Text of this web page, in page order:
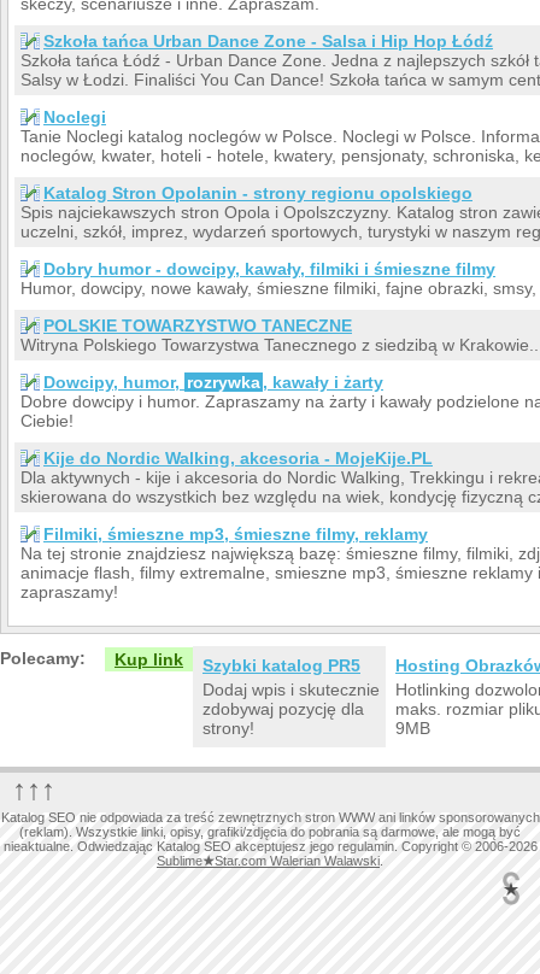
Szkoła tańca Urban Dance Zone - Salsa i Hip Hop Łódź
Szkoła tańca Łódź - Urban Dance Zone. Jedna z najlepszych szkół
Salsy w Łodzi. Finaliści You Can Dance! Szkoła tańca w samym
Noclegi
Tanie Noclegi katalog noclegów w Polsce. Noclegi w Polsce.
noclegów, kwater, hoteli - hotele, kwatery, pensjonaty, schroniska,
Katalog Stron Opolanin - strony regionu opolskiego
Spis najciekawszych stron Opola i Opolszczyzny. Katalog stron
uczelni, szkół, imprez, wydarzeń sportowych, turystyki w naszym
Dobry humor - dowcipy, kawały, filmiki i śmieszne filmy
Humor, dowcipy, nowe kawały, śmieszne filmiki, fajne obrazki,
POLSKIE TOWARZYSTWO TANECZNE
Witryna Polskiego Towarzystwa Tanecznego z siedzibą w
Dowcipy, humor, rozrywka, kawały i żarty
Dobre dowcipy i humor. Zapraszamy na żarty i kawały podzielone
Ciebie!
Kije do Nordic Walking, akcesoria - MojeKije.PL
Dla aktywnych - kije i akcesoria do Nordic Walking, Trekkingu i
skierowana do wszystkich bez względu na wiek, kondycję fizyczną
Filmiki, śmieszne mp3, śmieszne filmy, reklamy
Na tej stronie znajdziesz największą bazę: śmieszne filmy, filmiki,
animacje flash, filmy extremalne, smieszne mp3, śmieszne
zapraszamy!
Polecamy: Kup link
Szybki katalog PR5
Dodaj wpis i skutecznie
zdobywaj pozycję dla
strony!
Hosting
Hotlinking
maks. rozmiar
9MB
↑↑↑
Katalog SEO nie odpowiada za treść zewnętrznych stron WWW ani linków sponsorowanych
(reklam). Wszystkie linki, opisy, grafiki/zdjęcia do pobrania są darmowe, ale mogą być
nieaktualne. Odwiedzając Katalog SEO akceptujesz jego regulamin. Copyright © 2006-2026
Sublime★Star.com Walerian Walawski